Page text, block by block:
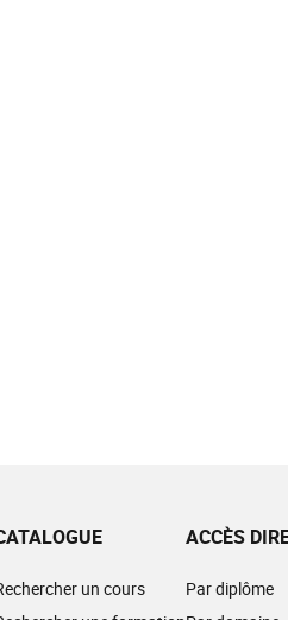
un cours
ACCÈS
Par diplôme